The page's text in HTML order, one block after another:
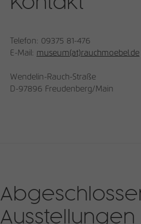
Telefon: 09375 81-476
E-Mail: museum(at)rauchmoebel.de
Wendelin-Rauch-Straße
D-97896 Freudenberg/Main
Ausstellungen